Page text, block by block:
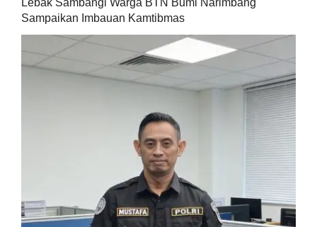
Lebak Sambangi Warga BTN Bumi Narimbang
Sampaikan Imbauan Kamtibmas